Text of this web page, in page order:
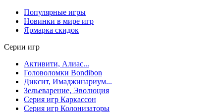
Популярные игры
Новинки в мире игр
Ярмарка скидок
Серии игр
Активити, Алиас...
Головоломки Bondibon
Диксит, Имаджинариум...
Зельеварение, Эволюция
Серия игр Каркассон
Серия игр Колонизаторы